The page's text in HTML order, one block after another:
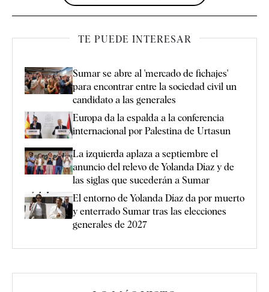
TE PUEDE INTERESAR
Sumar se abre al 'mercado de fichajes'
para encontrar entre la sociedad civil un
candidato a las generales
Europa da la espalda a la conferencia
internacional por Palestina de Urtasun
La izquierda aplaza a septiembre el
anuncio del relevo de Yolanda Díaz y de
las siglas que sucederán a Sumar
El entorno de Yolanda Díaz da por muerto
y enterrado Sumar tras las elecciones
generales de 2027